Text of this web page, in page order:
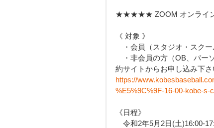
★★★★★ ZOOM オンライ
《 対象 》
・会員（スタジオ・スクー
・非会員の方（OB、パー
約サイトからお申し込み下さ
https://
%E5%9C%9F-16-00-kobe-s-
《日程》
令和2年5月2日(土)16:00-